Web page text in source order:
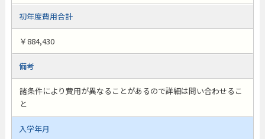
初年度費用合計
￥884,430
備考
諸条件により費用が異なることがあるので詳細は問い合わせるこ
と
入学年月